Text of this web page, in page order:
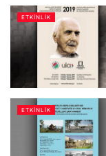
ETKINLIK
ETKINLIK